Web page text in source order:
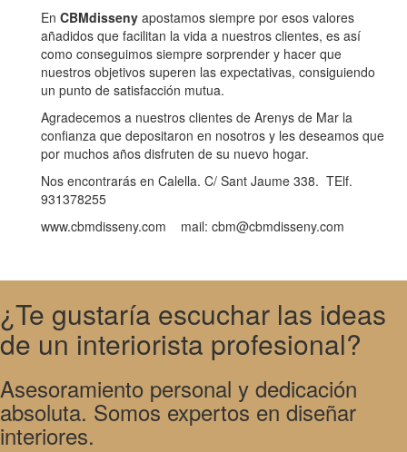
En CBMdisseny apostamos siempre por esos valores
añadidos que facilitan la vida a nuestros clientes, es así
como conseguimos siempre sorprender y hacer que
nuestros objetivos superen las expectativas, consiguiendo
un punto de satisfacción mutua.
Agradecemos a nuestros clientes de Arenys de Mar la
confianza que depositaron en nosotros y les deseamos que
por muchos años disfruten de su nuevo hogar.
Nos encontrarás en Calella. C/ Sant Jaume 338. TElf.
931378255
www.cbmdisseny.com mail: cbm@cbmdisseny.com
¿Te gustaría escuchar las ideas
de un interiorista profesional?
Asesoramiento personal y dedicación
absoluta. Somos expertos en diseñar
interiores.